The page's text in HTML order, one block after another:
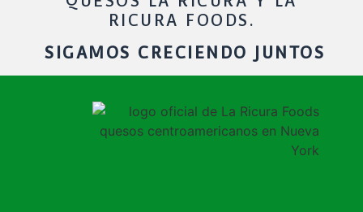
RICURA FOODS.
SIGAMOS CRECIENDO JUNTOS